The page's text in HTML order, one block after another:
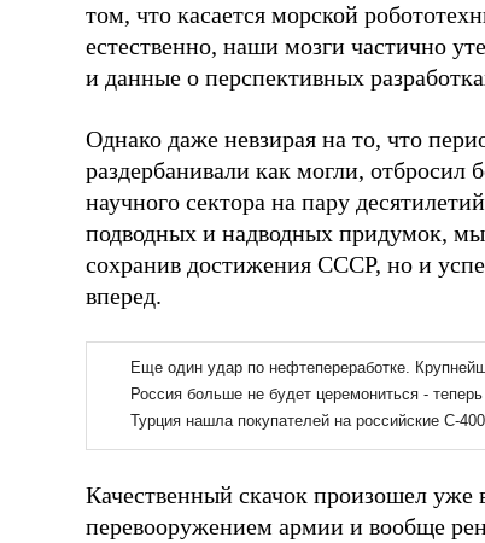
том, что касается морской
естественно, наши мозги частично
и данные о перспективных
Однако даже невзирая на то, что
раздербанивали как могли, отбросил
научного сектора на пару
подводных и надводных придумок, мы
сохранив достижения СССР, но и
вперед.
Качественный скачок произошел уже
перевооружением армии и вообще